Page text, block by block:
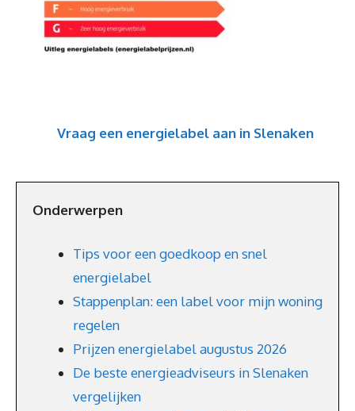
Vraag een energielabel aan in Slenaken
Onderwerpen
Tips voor een goedkoop en snel
energielabel
Stappenplan: een label voor mijn woning
regelen
Prijzen energielabel augustus 2026
De beste energieadviseurs in Slenaken
vergelijken